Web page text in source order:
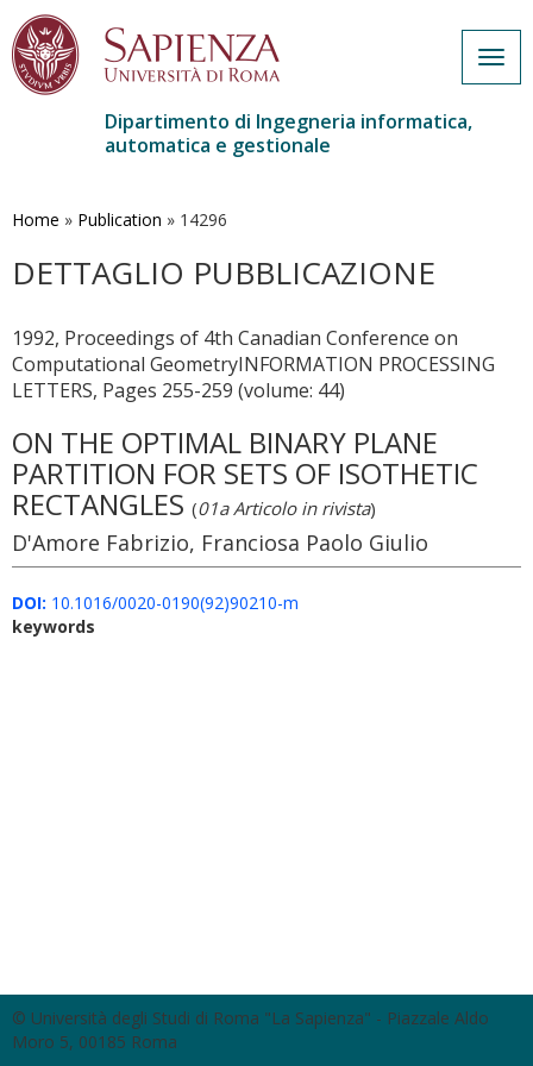
contenuto
Dipartimento di Ingegneria informatica,
automatica e gestionale
Home » Publication » 14296
DETTAGLIO PUBBLICAZIONE
1992, Proceedings of 4th Canadian Conference on
Computational GeometryINFORMATION PROCESSING
LETTERS, Pages 255-259 (volume: 44)
ON THE OPTIMAL BINARY PLANE
PARTITION FOR SETS OF ISOTHETIC
RECTANGLES (01a Articolo in rivista)
D'Amore Fabrizio, Franciosa Paolo Giulio
DOI: 10.1016/0020-0190(92)90210-m
keywords
© Università degli Studi di Roma "La Sapienza" - Piazzale Aldo
Moro 5, 00185 Roma